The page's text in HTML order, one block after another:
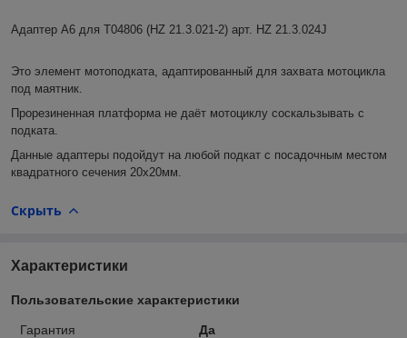
Адаптер A6 для T04806 (HZ 21.3.021-2) арт. HZ 21.3.024J
Это элемент мотоподката, адаптированный для захвата мотоцикла
под маятник.
Прорезиненная платформа не даёт мотоциклу соскальзывать с
подката.
Данные адаптеры подойдут на любой подкат с посадочным местом
квадратного сечения 20х20мм.
Скрыть
Характеристики
Пользовательские характеристики
Гарантия
Да